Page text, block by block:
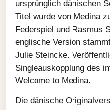
ursprünglich dänischen
Titel wurde von Medina
Federspiel und Rasmus
englische Version
Julie Steincke.
Singleauskopplung des
Welcome to Medina.
Die dänische